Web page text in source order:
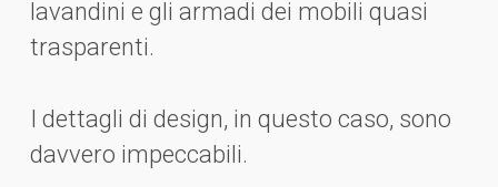
lavandini e gli armadi dei mobili quasi
trasparenti.
I dettagli di design, in questo caso, sono
davvero impeccabili.